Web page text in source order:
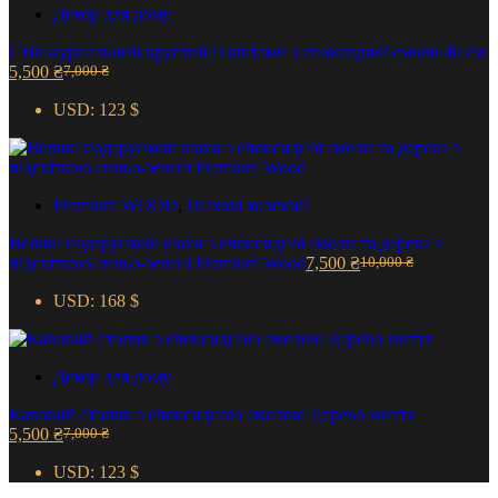
Декор для дому
Стіл журнальний круглий із квітами з епоксидної смоли 40 см
7,000₴
Оригінальна
ціна:
7,000 ₴.
5,500 ₴Поточна
ціна:
5,500 ₴.
USD: 123 $
Premium WOOD Шахові колекції
Великі подарункові шахи з епоксидної смоли та дерева з
підсвіткою синьо-зелені Premium Wood
10,000₴
Оригінальна
7,500 ₴Поточна
USD: 168 $
Декор для дому
Кавовий столик з епоксидною смолою Дерево життя
7,000₴
Оригінальна
ціна:
7,000 ₴.
5,500 ₴Поточна
ціна:
5,500 ₴.
USD: 123 $